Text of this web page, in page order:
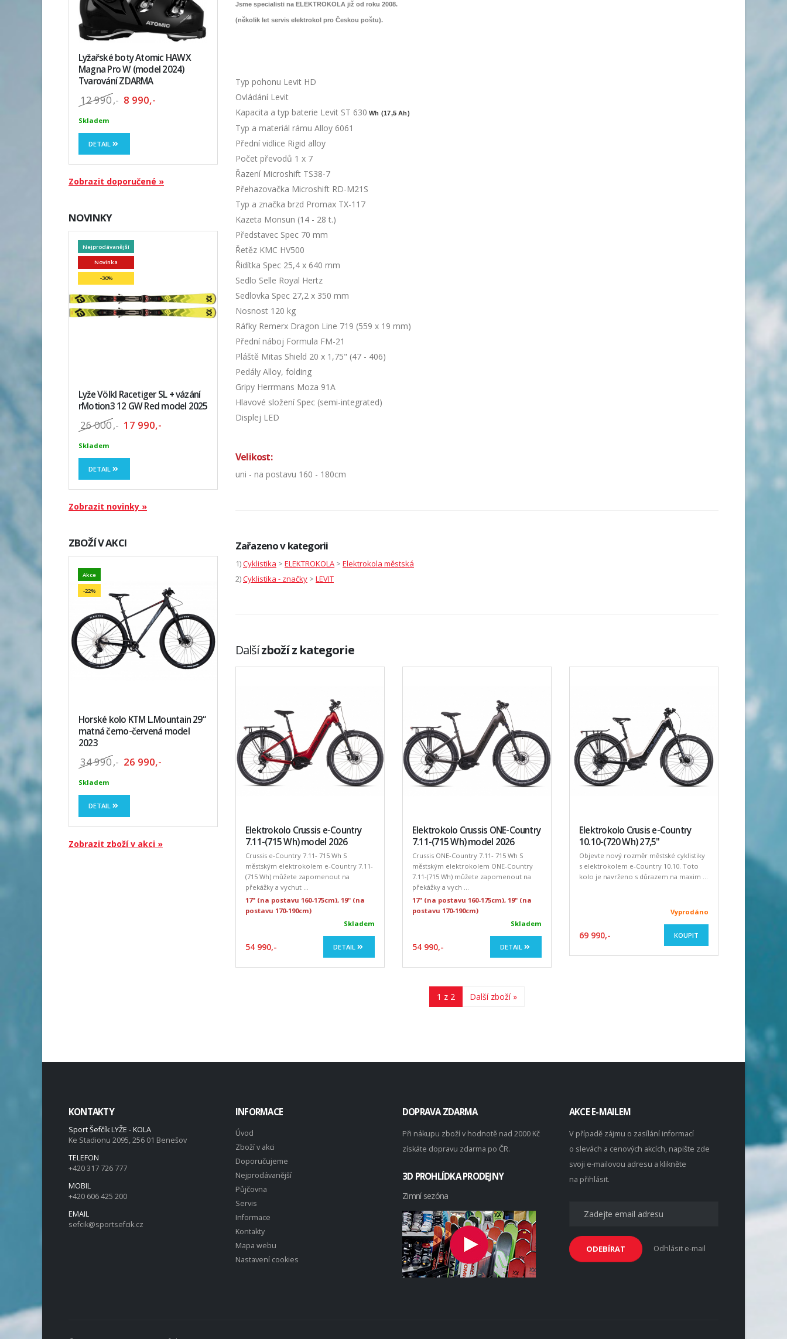
Lyžařské boty Atomic HAWX
Magna Pro W (model 2024)
Tvarování ZDARMA
12 990,- 8 990,-
Skladem
DETAIL
Zobrazit doporučené »
NOVINKY
Nejprodávanější
Novinka
-30%
Lyže Völkl Racetiger SL + vázání
rMotion3 12 GW Red model 2025
26 000,- 17 990,-
Skladem
DETAIL
Zobrazit novinky »
ZBOŽÍ V AKCI
Akce
-22%
Horské kolo KTM L.Mountain 29“
matná černo-červená model
2023
34 990,- 26 990,-
Skladem
DETAIL
Zobrazit zboží v akci »
Jsme specialisti na ELEKTROKOLA již od roku 2008.
(několik let servis elektrokol pro Českou poštu).
Typ pohonu Levit HD
Ovládání Levit
Kapacita a typ baterie Levit ST 630 Wh (17,5 Ah)
Typ a materiál rámu Alloy 6061
Přední vidlice Rigid alloy
Počet převodů 1 x 7
Řazení Microshift TS38-7
Přehazovačka Microshift RD-M21S
Typ a značka brzd Promax TX-117
Kazeta Monsun (14 - 28 t.)
Představec Spec 70 mm
Řetěz KMC HV500
Řidítka Spec 25,4 x 640 mm
Sedlo Selle Royal Hertz
Sedlovka Spec 27,2 x 350 mm
Nosnost 120 kg
Ráfky Remerx Dragon Line 719 (559 x 19 mm)
Přední náboj Formula FM-21
Pláště Mitas Shield 20 x 1,75" (47 - 406)
Pedály Alloy, folding
Gripy Herrmans Moza 91A
Hlavové složení Spec (semi-integrated)
Displej LED
Velikost:
uni - na postavu 160 - 180cm
Zařazeno v kategorii
1)Cyklistika > ELEKTROKOLA > Elektrokola městská
2)Cyklistika - značky > LEVIT
Dalšízboží z kategorie
Elektrokolo Crussis e-Country
7.11-(715 Wh) model 2026
Crussis e-Country 7.11- 715 Wh S
městským elektrokolem e-Country 7.11-
(715 Wh) můžete zapomenout na
překážky a vychut ...
17" (na postavu 160-175cm), 19" (na
postavu 170-190cm)
Skladem
54 990,- DETAIL
Elektrokolo Crussis ONE-Country
7.11-(715 Wh) model 2026
Crussis ONE-Country 7.11- 715 Wh S
městským elektrokolem ONE-Country
7.11-(715 Wh) můžete zapomenout na
překážky a vych ...
17" (na postavu 160-175cm), 19" (na
postavu 170-190cm)
Skladem
54 990,- DETAIL
Elektrokolo Crusis e-Country
10.10-(720 Wh) 27,5"
Objevte nový rozměr městské cyklistiky
s elektrokolem e-Country 10.10. Toto
kolo je navrženo s důrazem na maxim ...
Vyprodáno
69 990,- KOUPIT
1 z 2 Další zboží »
KONTAKTY
Sport Šefčík LYŽE - KOLA
Ke Stadionu 2095, 256 01 Benešov
TELEFON
+420 317 726 777
MOBIL
+420 606 425 200
EMAIL
sefcik@sportsefcik.cz
INFORMACE
Úvod
Zboží v akci
Doporučujeme
Nejprodávanější
Půjčovna
Servis
Informace
Kontakty
Mapa webu
Nastavení cookies
DOPRAVA ZDARMA
Při nákupu zboží v hodnotě nad 2000 Kč
získáte dopravu zdarma po ČR.
3D PROHLÍDKA PRODEJNY
Zimní sezóna
AKCE E-MAILEM
V případě zájmu o zasílání informací
o slevách a cenových akcích, napište zde
svoji e-mailovou adresu a klikněte
na přihlásit.
ODEBÍRAT Odhlásit e-mail